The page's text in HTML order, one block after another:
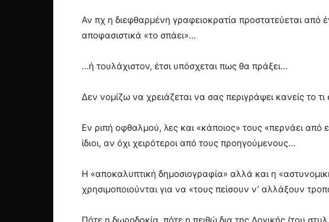
Αν πχ η διεφθαρμένη γραφειοκρατία προστατεύεται από
αποφασιστικά «το σπάει»…
…ή τουλάχιστον, έτσι υπόσχεται πως θα πράξει…
Δεν νομίζω να χρειάζεται να σας περιγράψει κανείς το
Εν ριπή οφθαλμού, λες και «κάποιος» τους «περνάει από
ίδιοι, αν όχι χειρότεροι από τους προηγούμενους…
Η «αποκαλυπτική δημοσιογραφία» αλλά και η
χρησιμοποιούνται για να «τους πείσουν ν’ αλλάξουν